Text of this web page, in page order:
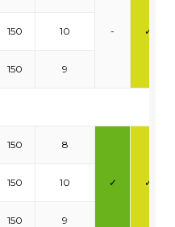
- ✓
150 10
150 9
150 8
✓ ✓
150 10
150 9